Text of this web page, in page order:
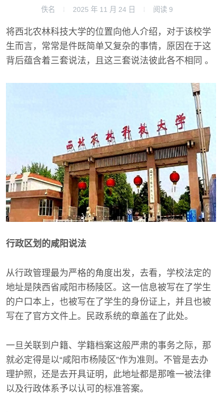
佚名 2025 年 11 月 24 日 阅读 9
将西北农林科技大学的位置向他人介绍，对于该校学
生而言，常常是件既简单又复杂的事情，原因在于这
背后蕴含着三套说法，且这三套说法彼此各不相同 。
行政区划的咸阳说法
从行政管理最为严格的角度出发，去看，学校法定的
地址是陕西省咸阳市杨陵区。这一信息被写在了学生
的户口本上，也被写在了学生的身份证上，并且也被
写在了官方文件上。民政系统的章盖在了此处。
一旦关联到户籍、学籍档案这般严肃的事务之际，那
就必定得是以“咸阳市杨陵区”作为准则。不管是去办
理护照，还是去开具证明，此地址都是那唯一被法律
以及行政体系予以认可的标准答案。